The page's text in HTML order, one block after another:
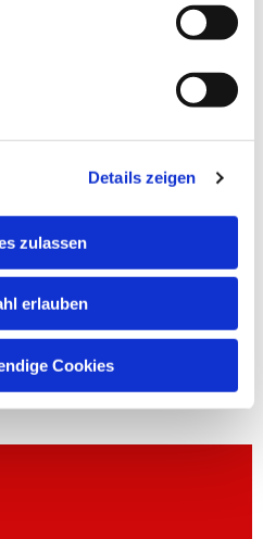
Details zeigen
zulassen
erlauben
Cookies